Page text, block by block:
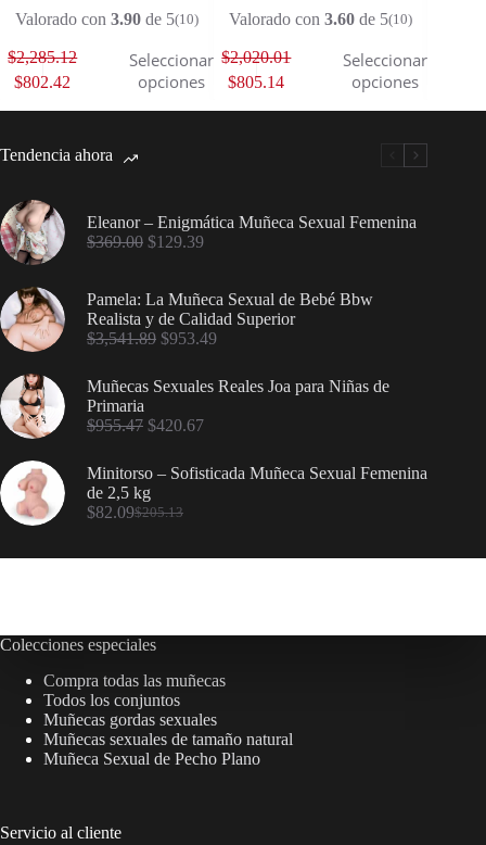
Valorado con3.90 de 5(10)
$2,285.12
$802.42
Seleccionar
opciones
Valorado con3.60 de 5(10)
$2,020.01
$805.14
Seleccionar
opciones
Tendencia ahora
Eleanor – Enigmática Muñeca Sexual Femenina
$369.00 $129.39
Pamela: La Muñeca Sexual de Bebé Bbw
Realista y de Calidad Superior
$3,541.89 $953.49
Muñecas Sexuales Reales Joa para Niñas de
Primaria
$955.47 $420.67
Minitorso – Sofisticada Muñeca Sexual Femenina
de 2,5 kg
$205.13
$82.09
Colecciones especiales
Compra todas las muñecas
Todos los conjuntos
Muñecas gordas sexuales
Muñecas sexuales de tamaño natural
Muñeca Sexual de Pecho Plano
Servicio al cliente